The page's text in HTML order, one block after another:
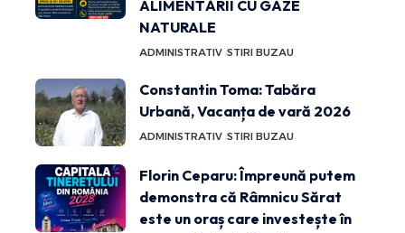
ALIMENTĂRII CU GAZE
NATURALE
ADMINISTRATIV STIRI BUZAU
Constantin Toma: Tabăra
Urbană, Vacanța de vară 2026
ADMINISTRATIV STIRI BUZAU
Florin Ceparu: Împreună putem
demonstra că Râmnicu Sărat
este un oraș care investește în